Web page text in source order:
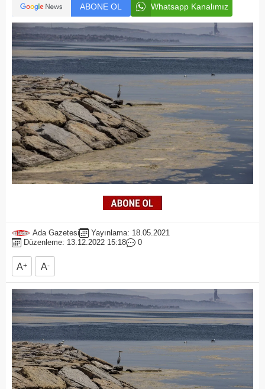
ABONE OL Whatsapp Kanalımız
Ada Gazetesi
Yayınlama: 18.05.2021
Düzenleme: 13.12.2022 15:18
0
A+ A-